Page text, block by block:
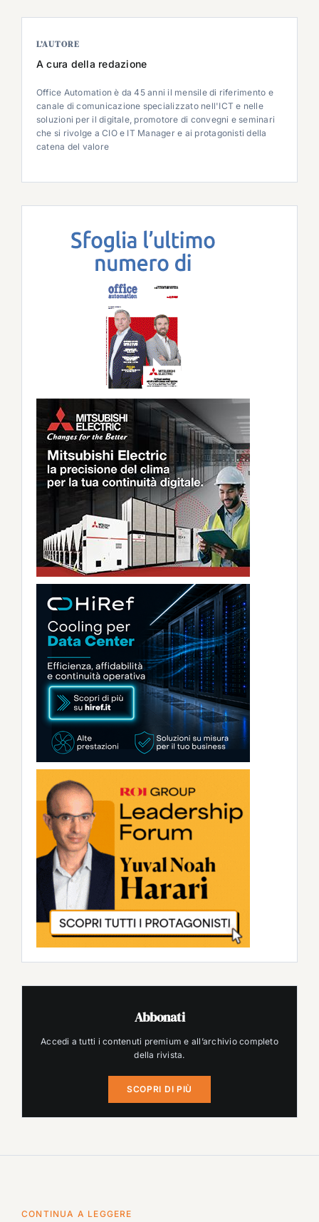
L’AUTORE
A cura della redazione
Office Automation è da 45 anni il mensile di riferimento e
canale di comunicazione specializzato nell'ICT e nelle
soluzioni per il digitale, promotore di convegni e seminari
che si rivolge a CIO e IT Manager e ai protagonisti della
catena del valore
Abbonati
Accedi a tutti i contenuti premium e all’archivio completo
della rivista.
SCOPRI DI PIÙ
CONTINUA A LEGGERE